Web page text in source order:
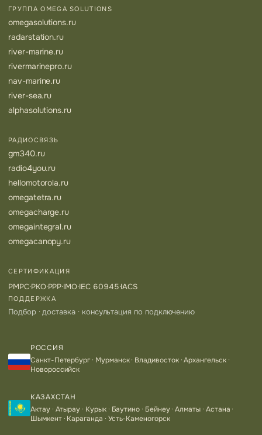
ГРУППА OMEGA SOLUTIONS
omegasolutions.ru
radarstation.ru
river-marine.ru
rivermarinepro.ru
nav-marine.ru
river-sea.ru
alphasolutions.ru
РАДИОСВЯЗЬ
gm340.ru
radio4you.ru
hellomotorola.ru
omegatetra.ru
omegacharge.ru
omegaintegral.ru
omegacanopy.ru
СЕРТИФИКАЦИЯ
РМРС·РКО·РРР·IMO·IEC 60945·IACS
ПОДДЕРЖКА
Подбор · доставка · консультация по подключению
РОССИЯ
Санкт-Петербург · Мурманск · Владивосток · Архангельск ·
Новороссийск
КАЗАХСТАН
Актау · Атырау · Курык · Баутино · Бейнеу · Алматы · Астана ·
Шымкент · Караганда · Усть-Каменогорск